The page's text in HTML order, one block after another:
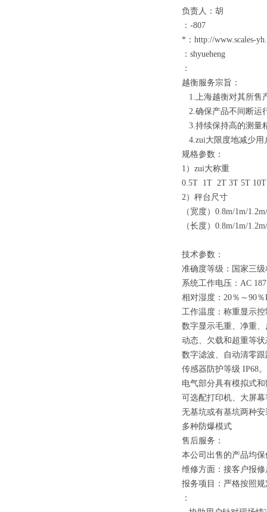
负责人：胡
： -807
*： http://www.scales-
： shyueheng
：
越衡服务宗旨：
1.上海越衡对其所售
2.确保产品不间断运
3.持续保持高的测量
4.zui大限度地减少
规格参数：
1） zui大称重
0.5T 1T 2T 3T 5T 10T
2） 秤台尺寸
（ 宽度）0.8m/1m/
（长度）0.8m/1m/
技术参数：
准确度等级：国家三
系统工作电压： AC 187
相对湿度： 20％～ 90％
工作温度：称重显示
数字显示毛重、净重
动态、欠载和超重等
数字滤波、自动清零跟
传感器防护等级 IP68。
电气部分具有模拟式
可选配打印机、大屏幕
无基坑或有基坑两种
多种防爆模式
售后服务：
本公司出售的产品均
维修方面：接客户报
报务项目：严格按照
：